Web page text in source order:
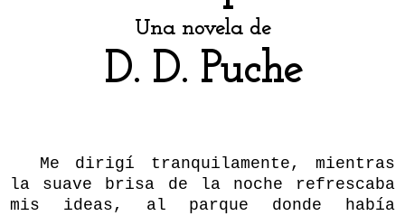
Una novela de
D. D. Puche
Me dirigí tranquilamente, mientras
la suave brisa de la noche refrescaba
mis ideas, al parque donde había